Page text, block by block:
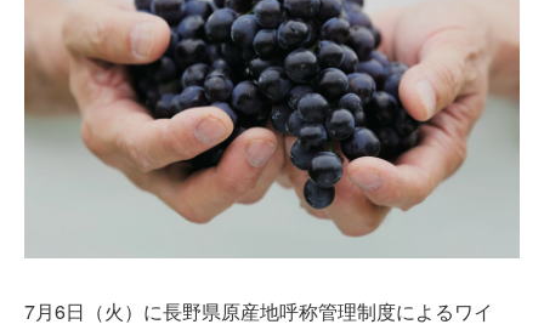
7月6日（火）に長野県原産地呼称管理制度によるワイ